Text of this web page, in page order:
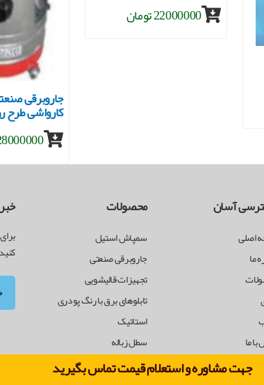
جهت مشاوره و استعلام قیمت تماس بگیرید
کارواشی طرح
28000000
22000000 تومان
آسان
اصلی
ما
ما
محصولات
سمپاش استیل
جاروبرقی صنعتی
تجهیزات قالیشویی
تابلوهای برق با رنگ پودری
استاتیک
سطل زباله
کنید